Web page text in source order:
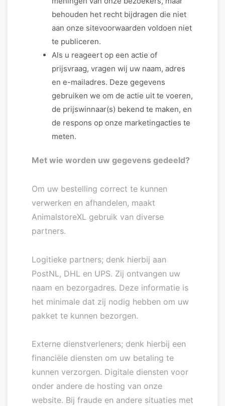
behouden het recht bijdragen die niet
aan onze sitevoorwaarden voldoen niet
te publiceren.
Als u reageert op een actie of
prijsvraag, vragen wij uw naam, adres
en e-mailadres. Deze gegevens
gebruiken we om de actie uit te voeren,
de prijswinnaar(s) bekend te maken, en
de respons op onze marketingacties te
meten.
Met wie worden uw gegevens gedeeld?
Om uw bestelling correct te kunnen
verwerken en afhandelen, maakt
AnimalstoreXL gebruik van diverse
partners.
Logitieke partners; denk hierbij aan
PostNL, DHL en UPS. Zij ontvangen uw
naam en bezorgadres. Deze informatie is
het minimale dat zij nodig hebben om uw
pakket te kunnen bezorgen.
Externe dienstverleners; denk hierbij een
financiële diensten om uw betaling te
kunnen verzorgen. Digitale diensten voor
onder andere de hosting van onze
website. Bij fraude en andere situaties met